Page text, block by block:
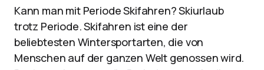
Kann man mit Periode Skifahren? Skiurlaub
trotz Periode. Skifahren ist eine der
beliebtesten Wintersportarten, die von
Menschen auf der ganzen Welt genossen wird.